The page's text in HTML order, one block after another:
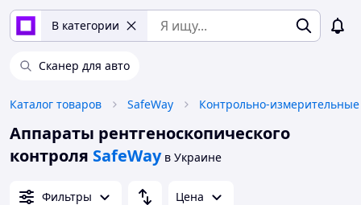
В категории
Сканер для авто
Каталог товаров SafeWay
Аппараты рентгеноскопического
контроля SafeWay в Украине
Фильтры Цена